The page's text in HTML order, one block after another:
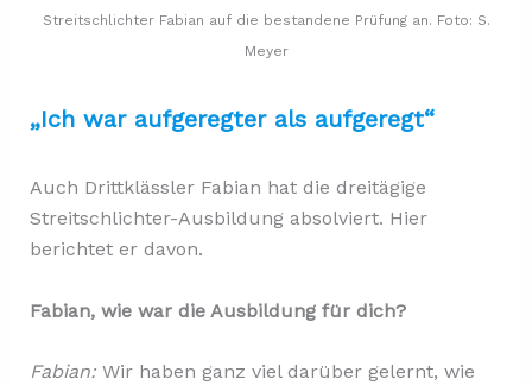
Streitschlichter Fabian auf die bestandene Prüfung an. Foto: S.
Meyer
„Ich war aufgeregter als aufgeregt“
Auch Drittklässler Fabian hat die dreitägige
Streitschlichter-Ausbildung absolviert. Hier
berichtet er davon.
Fabian, wie war die Ausbildung für dich?
Fabian: Wir haben ganz viel darüber gelernt, wie